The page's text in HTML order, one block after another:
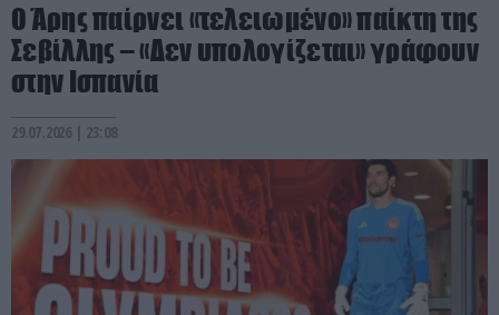
Ο Άρης παίρνει «τελειωμένο» παίκτη της
Σεβίλλης – «Δεν υπολογίζεται» γράφουν
στην Ισπανία
29.07.2026 | 23:08